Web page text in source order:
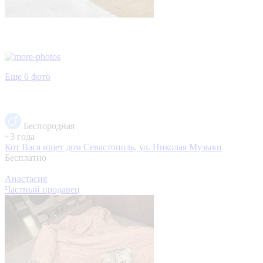
Еще 6 фото
Беспородная
~3 года
Кот Вася ищет дом Севастополь, ул. Николая Музыки
Бесплатно
Анастасия
Частный продавец